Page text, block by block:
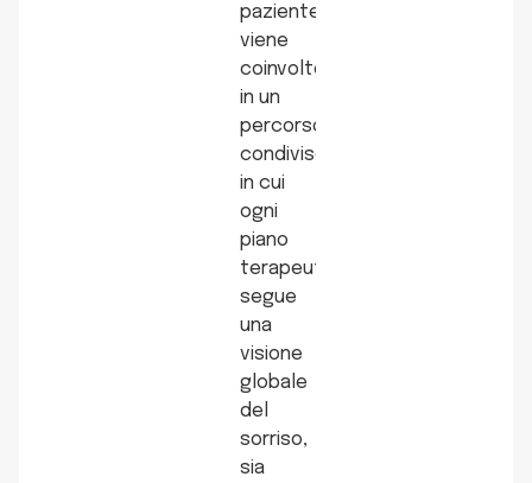
paziente
viene
coinvolto
in un
percorso
condiviso,
in cui
ogni
piano
terapeutico
segue
una
visione
globale
del
sorriso,
sia